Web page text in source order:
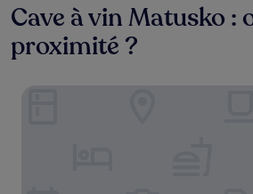
Cave à vin Matusko :
proximité ?